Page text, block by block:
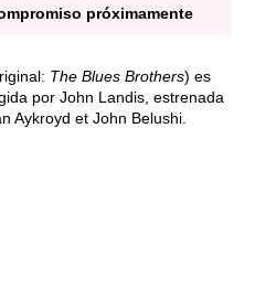
próximamente
The Blues Brothers) es
por John Landis, estrenada
Aykroyd et John Belushi.